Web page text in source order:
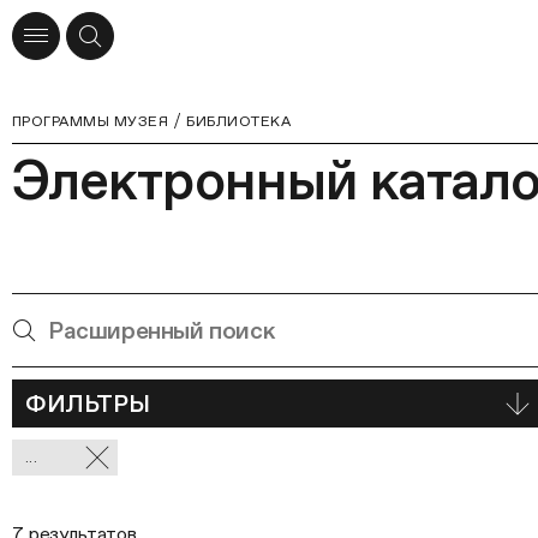
ПРОГРАММЫ МУЗЕЯ БИБЛИОТЕКА
Электронный
ФИЛЬТРЫ
Отмеченные
фильтры